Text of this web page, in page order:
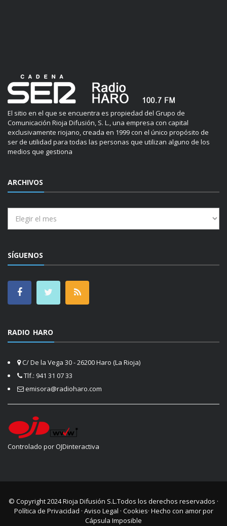
El sitio en el que se encuentra es propiedad del Grupo de
Comunicación Rioja Difusión, S. L., una empresa con capital
exclusivamente riojano, creada en 1999 con el único propósito de
ser de utilidad para todas las personas que utilizan alguno de los
medios que gestiona
ARCHIVOS
SÍGUENOS
RADIO HARO
C/ De la Vega 30 - 26200 Haro (La Rioja)
Tlf.: 941 31 07 33
emisora@radioharo.com
Controlado por OJDinteractiva
© Copyright 2024Rioja Difusión S.L.Todos los derechos reservados ·
Política de Privacidad · Aviso Legal · Cookies· Hecho con amor por
Cápsula Imposible